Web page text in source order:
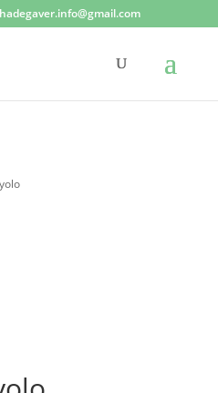
hadegaver.info@gmail.com